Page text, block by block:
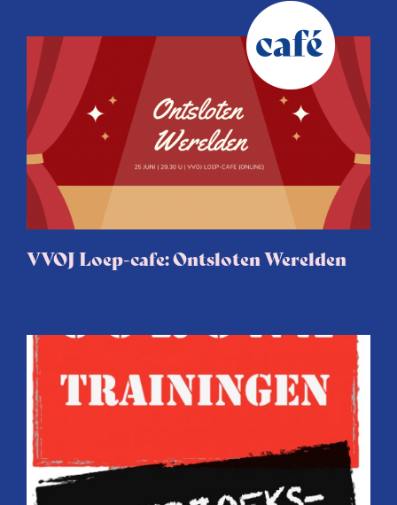
VVOJ Loep-cafe: Ontsloten Werelden